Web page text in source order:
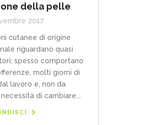
della pelle
2017
cutanee di origine
riguardano quasi
spesso comportano
molti giorni di
lavoro e, non da
di cambiare...